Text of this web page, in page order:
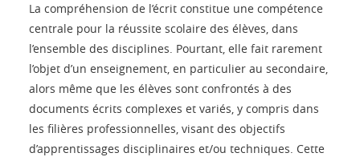
La compréhension de l’écrit constitue une compétence
centrale pour la réussite scolaire des élèves, dans
l’ensemble des disciplines. Pourtant, elle fait rarement
l’objet d’un enseignement, en particulier au secondaire,
alors même que les élèves sont confrontés à des
documents écrits complexes et variés, y compris dans
les filières professionnelles, visant des objectifs
d’apprentissages disciplinaires et/ou techniques. Cette